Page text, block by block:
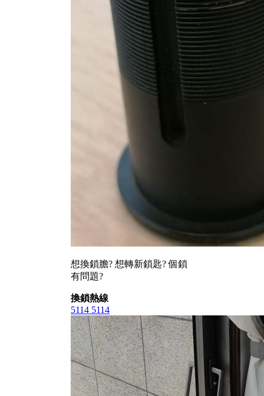
想換鎖膽? 想轉新鎖匙? 個鎖
有問題?
換鎖熱線
5114 5114